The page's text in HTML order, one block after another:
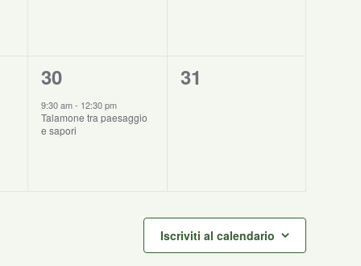
1
evento,
30
9:30 am- 12:30 pm
Talamone tra paesaggio
e sapori
0
31
Iscriviti al calendario